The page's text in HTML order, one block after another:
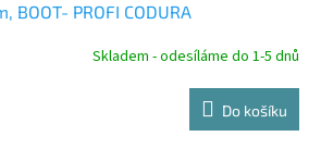
R
BOOT- PROFI CODURA
Skladem - odesíláme do 1-5 dnů
Do košíku